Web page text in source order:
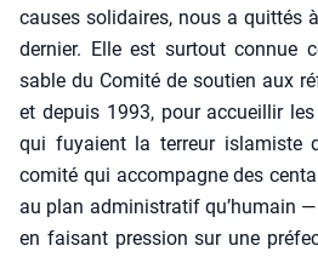
causes soli­daires, nous a quit­tés
der­nier. Elle est sur­tout connue
sable du Comi­té de sou­tien aux
et depuis 1993, pour accueillir les
qui fuyaient la ter­reur isla­miste
comi­té qui accom­pagne des
au plan admi­nis­tra­tif qu’­hu­main
en fai­sant pres­sion sur une